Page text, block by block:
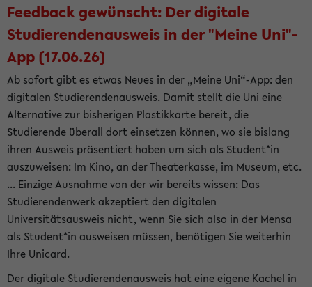
Feedback gewünscht: Der digitale
Studierendenausweis in der "Meine Uni"-
App (17.06.26)
Ab sofort gibt es etwas Neues in der „Meine Uni“-App: den
digitalen Studierendenausweis. Damit stellt die Uni eine
Alternative zur bisherigen Plastikkarte bereit, die
Studierende überall dort einsetzen können, wo sie bislang
ihren Ausweis präsentiert haben um sich als Student*in
auszuweisen: Im Kino, an der Theaterkasse, im Museum, etc.
... Einzige Ausnahme von der wir bereits wissen: Das
Studierendenwerk akzeptiert den digitalen
Universitätsausweis nicht, wenn Sie sich also in der Mensa
als Student*in ausweisen müssen, benötigen Sie weiterhin
Ihre Unicard.
Der digitale Studierendenausweis hat eine eigene Kachel in